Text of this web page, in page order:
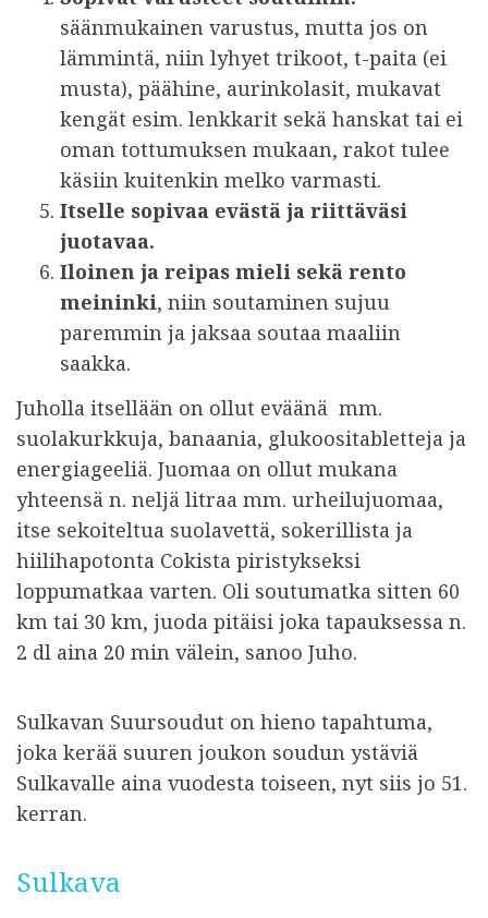
säänmukainen varustus, mutta jos on
lämmintä, niin lyhyet trikoot, t-paita (ei
musta), päähine, aurinkolasit, mukavat
kengät esim. lenkkarit sekä hanskat tai ei
oman tottumuksen mukaan, rakot tulee
käsiin kuitenkin melko varmasti.
Itselle sopivaa evästä ja riittäväsi
juotavaa.
Iloinen ja reipas mieli sekä rento
meininki, niin soutaminen sujuu
paremmin ja jaksaa soutaa maaliin
saakka.
Juholla itsellään on ollut eväänä mm.
suolakurkkuja, banaania, glukoositabletteja ja
energiageeliä. Juomaa on ollut mukana
yhteensä n. neljä litraa mm. urheilujuomaa,
itse sekoiteltua suolavettä, sokerillista ja
hiilihapotonta Cokista piristykseksi
loppumatkaa varten. Oli soutumatka sitten 60
km tai 30 km, juoda pitäisi joka tapauksessa n.
2 dl aina 20 min välein, sanoo Juho.
Sulkavan Suursoudut on hieno tapahtuma,
joka kerää suuren joukon soudun ystäviä
Sulkavalle aina vuodesta toiseen, nyt siis jo 51.
kerran.
Sulkava